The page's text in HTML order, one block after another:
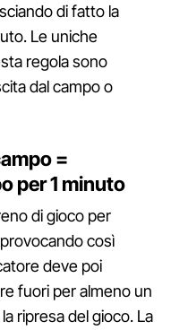
di fatto la
Le uniche
regola sono
dal campo o
=
per 1 minuto
di gioco per
così
deve poi
fuori per almeno un
ripresa del gioco. La